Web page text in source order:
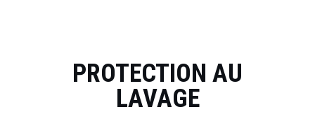
PROTECTION AU
LAVAGE